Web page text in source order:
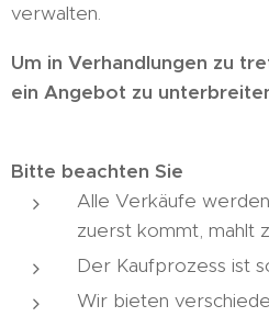
verwalten.
Um in Verhandlungen zu
ein Angebot zu
Bitte beachten Sie
Alle Verkäufe
zuerst kommt, mahlt
Der Kaufprozess ist
Wir bieten